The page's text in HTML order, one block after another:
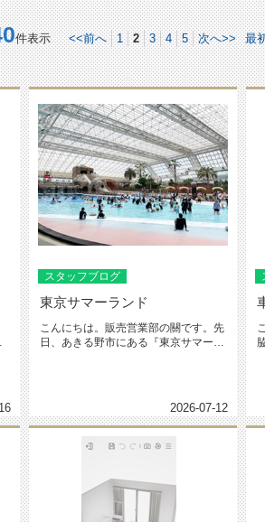
件表示 <<前へ 1 2 3 4 5 次へ>> 最
スタッフブログ
東京サマーランド
こんにちは。販売営業部の關です。先
日、あきる野市にある『東京サマーラ
2026-07-12